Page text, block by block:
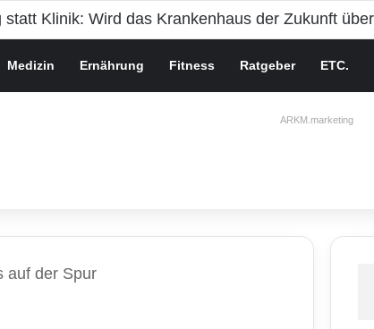
bei Jugendlichen
Medizin Ernährung Fitness Ratgeber ETC.
ARKM.marketing
auf der Spur